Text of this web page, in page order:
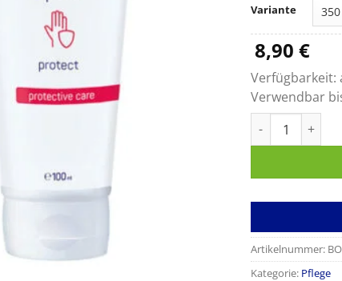
Variante
8,90 €
Verfügbarkeit:
Verwendbar
Artikelnummer:
Kategorie: Pflege